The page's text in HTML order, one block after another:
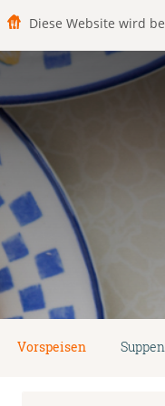
Diese Website wird
Vorspeisen Suppen